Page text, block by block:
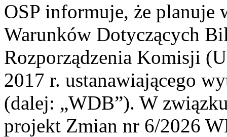
OSP informuje, że planuje
Warunków Dotyczących
Rozporządzenia Komisji
2017 r. ustanawiającego
(dalej: „WDB”). W
projekt Zmian nr 6/2026